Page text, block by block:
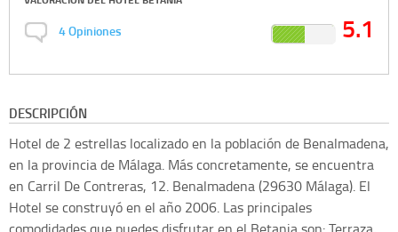
4Opiniones 5.1
DESCRIPCIÓN
Hotel de 2 estrellas localizado en la población de Benalmadena,
en la provincia de Málaga. Más concretamente, se encuentra
en Carril De Contreras, 12. Benalmadena (29630 Málaga). El
Hotel se construyó en el año 2006. Las principales